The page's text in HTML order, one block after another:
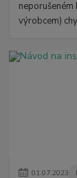
výrobcem)
01.07.2023